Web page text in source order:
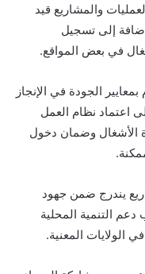
والمشاريع قيد
إضافة إلى تسجيل
في بعض المواقع.
الجودة في الإنجاز
اعتماد نظام العمل
الأشغال وضمان دخول
يندرج ضمن جهود
التنمية المحلية
في الولايات المعنية.